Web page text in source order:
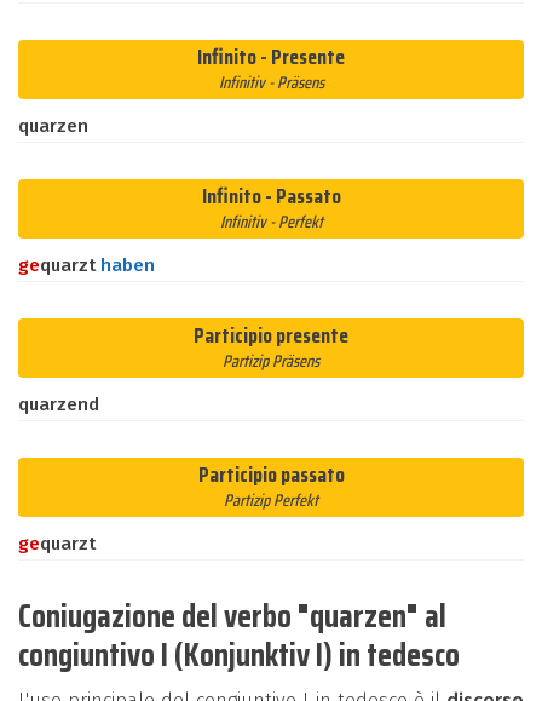
Infinito - Presente
Infinitiv - Präsens
quarzen
Infinito - Passato
Infinitiv - Perfekt
gequarzt haben
Participio presente
Partizip Präsens
quarzend
Participio passato
Partizip Perfekt
gequarzt
Coniugazione del verbo "quarzen" al
congiuntivo I (Konjunktiv I) in tedesco